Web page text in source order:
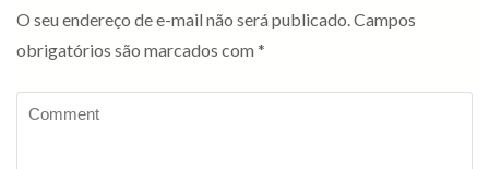
O seu endereço de e-mail não será publicado.Campos
obrigatórios são marcados com *
Comment